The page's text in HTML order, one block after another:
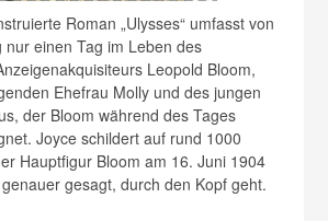
Roman „Ulysses“ umfasst von
nur einen Tag im Leben des
Leopold Bloom,
Ehefrau Molly und des jungen
der Bloom während des Tages
Joyce schildert auf rund 1000
Hauptfigur Bloom am 16. Juni 1904
gesagt, durch den Kopf geht.